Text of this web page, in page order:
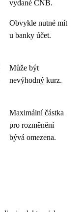
vydané ČNB.
Obvykle nutné mít
u banky účet.
Může být
nevýhodný kurz.
Maximální částka
pro rozměnění
bývá omezena.